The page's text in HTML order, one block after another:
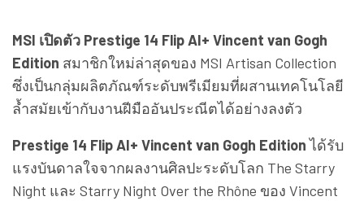
MSI เปิดตัว Prestige 14 Flip AI+ Vincent van Gogh
Edition สมาชิกใหม่ล่าสุดของ MSI Artisan Collection
ซึ่งเป็นกลุ่มผลิตภัณฑ์ระดับพรีเมียมที่ผสานเทคโนโลยี
ล้ำสมัยเข้ากับงานฝีมืออันประณีตได้อย่างลงตัว
Prestige 14 Flip AI+ Vincent van Gogh Editionได้รับ
แรงบันดาลใจจากผลงานศิลปะระดับโลก The Starry
Night และ Starry Night Over the Rhône ของ Vincent